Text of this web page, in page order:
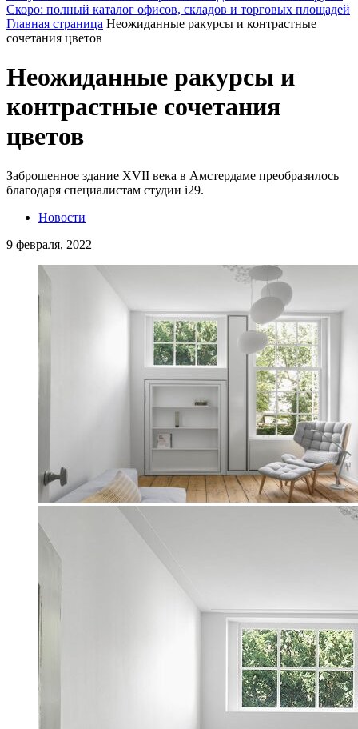
Скоро: полный каталог офисов, складов и торговых площадей
Главная страница Неожиданные ракурсы и контрастные
сочетания цветов
Неожиданные ракурсы и
контрастные сочетания
цветов
Заброшенное здание XVII века в Амстердаме преобразилось
благодаря специалистам студии i29.
Новости
9 февраля, 2022